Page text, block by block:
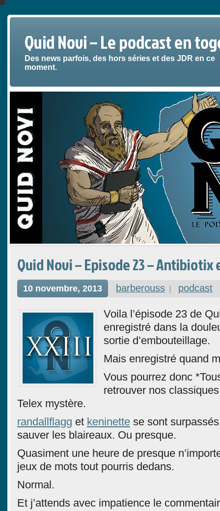
Quid Novi – Le podcast en
Des news parfois, des hors séries et des JDR en ce
moment.
Quid Novi – Episode 23 –
10 novembre, 2013 barberouss podcast
Voila l’épisode 23 de
enregistré dans la
sortie d’embouteillage.
Mais enregistré quand
Vous pourrez donc
retrouver nos
Telex mystère.
randallflagg et keninette se sont
sauver les blaireaux. Ou presque.
Quasiment une heure de presque
jeux de mots tout pourris dedans.
Normal.
Et j’attends avec impatience le